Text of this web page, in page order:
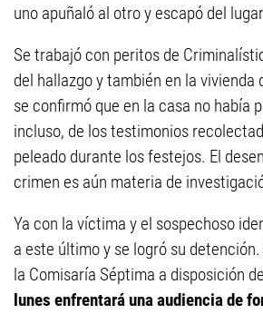
uno apuñaló al otro y escapó del
Se trabajó con peritos de
del hallazgo y también en la vivienda
se confirmó que en la casa no había
incluso, de los testimonios
peleado durante los festejos. El
crimen es aún materia de
Ya con la víctima y el sospechoso
a este último y se logró su
la Comisaría Séptima a disposición
lunes enfrentará una audiencia de